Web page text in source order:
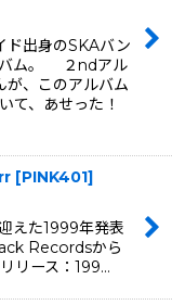
ド出身のSKAバン
ム。 ２ndアル
が、このアルバム
て、あせった！
[PINK401]
えた1999年発表
Recordsから
リース：199…